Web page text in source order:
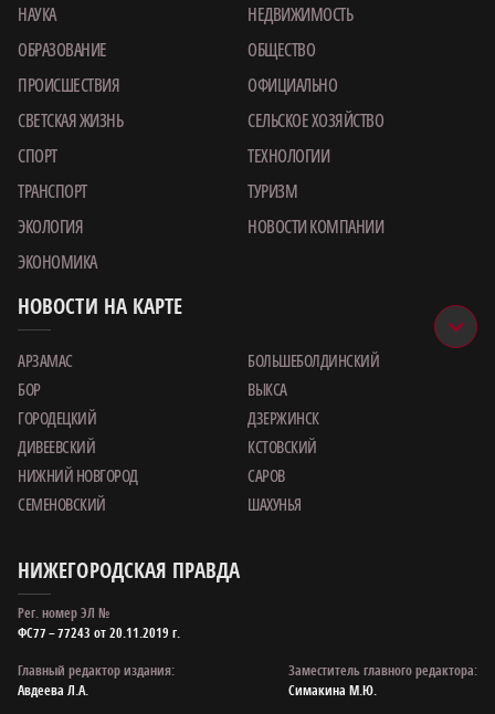
НАУКА
НЕДВИЖИМОСТЬ
ОБРАЗОВАНИЕ
ОБЩЕСТВО
ПРОИСШЕСТВИЯ
ОФИЦИАЛЬНО
СВЕТСКАЯ ЖИЗНЬ
СЕЛЬСКОЕ ХОЗЯЙСТВО
СПОРТ
ТЕХНОЛОГИИ
ТРАНСПОРТ
ТУРИЗМ
ЭКОЛОГИЯ
НОВОСТИ КОМПАНИИ
ЭКОНОМИКА
НОВОСТИ НА КАРТЕ
АРЗАМАС
БОЛЬШЕБОЛДИНСКИЙ
БОР
ВЫКСА
ГОРОДЕЦКИЙ
ДЗЕРЖИНСК
ДИВЕЕВСКИЙ
КСТОВСКИЙ
НИЖНИЙ НОВГОРОД
САРОВ
СЕМЕНОВСКИЙ
ШАХУНЬЯ
НИЖЕГОРОДСКАЯ ПРАВДА
Рег. номер ЭЛ №
ФС77 – 77243 от 20.11.2019 г.
Главный редактор издания:
Авдеева Л.А.
Заместитель главного редактора:
Симакина М.Ю.